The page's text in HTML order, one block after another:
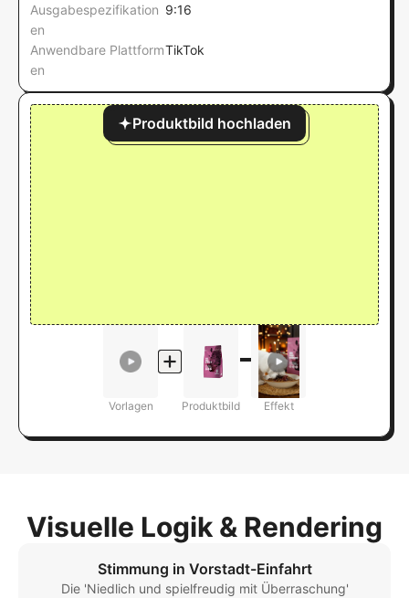
Ausgabespezifikation
en
9:16
Anwendbare Plattform
en
TikTok
Produktbild hochladen
Vorlagen Produktbild Effekt
Visuelle Logik & Rendering
Stimmung in Vorstadt-Einfahrt
Die 'Niedlich und spielfreudig mit Überraschung'